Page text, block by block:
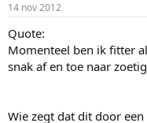
14 nov 2012
Quote:
Momenteel ben ik fitter
snak af en toe naar
Wie zegt dat dit door